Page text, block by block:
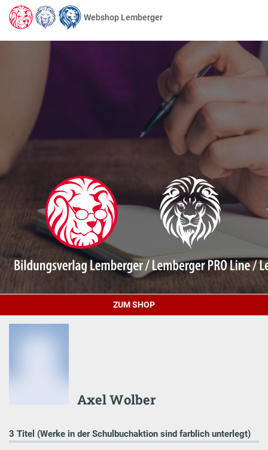
Webshop Lemberger
ZUM SHOP
Axel Wolber
3 Titel (Werke in der Schulbuchaktion sind farblich unterlegt)